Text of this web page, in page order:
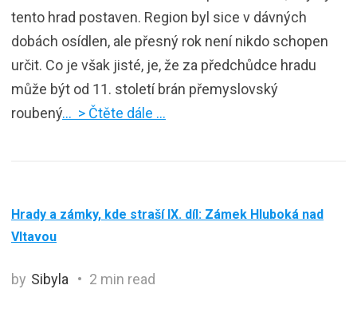
tento hrad postaven. Region byl sice v dávných
dobách osídlen, ale přesný rok není nikdo schopen
určit. Co je však jisté, je, že za předchůdce hradu
může být od 11. století brán přemyslovský
roubený… > Čtěte dále …
Hrady a zámky, kde straší IX. díl: Zámek Hluboká nad
Vltavou
by Sibyla 2 min read